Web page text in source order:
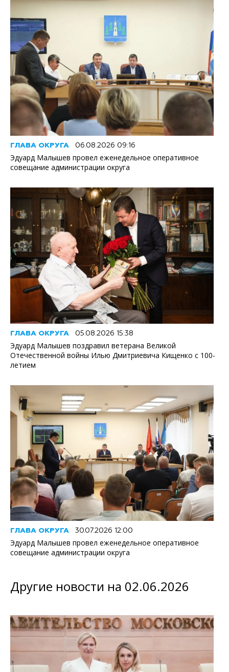
ГЛАВА ОКРУГА 06.08.2026 09:16
Эдуард Малышев провел еженедельное оперативное
совещание администрации округа
ГЛАВА ОКРУГА 05.08.2026 15:38
Эдуард Малышев поздравил ветерана Великой
Отечественной войны Илью Дмитриевича Кищенко с 100-
летием
ГЛАВА ОКРУГА 30.07.2026 12:00
Эдуард Малышев провел еженедельное оперативное
совещание администрации округа
Другие новости на 02.06.2026